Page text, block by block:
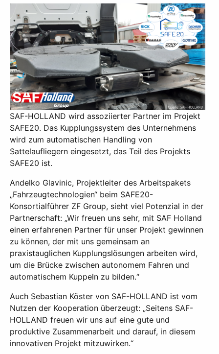
SAF-HOLLAND wird assoziierter Partner im Projekt
SAFE20. Das Kupplungssystem des Unternehmens
wird zum automatischen Handling von
Sattelaufliegern eingesetzt, das Teil des Projekts
SAFE20 ist.
Andelko Glavinic, Projektleiter des Arbeitspakets
„Fahrzeugtechnologien“ beim SAFE20-
Konsortialführer ZF Group, sieht viel Potenzial in der
Partnerschaft: „Wir freuen uns sehr, mit SAF Holland
einen erfahrenen Partner für unser Projekt gewinnen
zu können, der mit uns gemeinsam an
praxistauglichen Kupplungslösungen arbeiten wird,
um die Brücke zwischen autonomem Fahren und
automatischem Kuppeln zu bilden.“
Auch Sebastian Köster von SAF-HOLLAND ist vom
Nutzen der Kooperation überzeugt: „Seitens SAF-
HOLLAND freuen wir uns auf eine gute und
produktive Zusammenarbeit und darauf, in diesem
innovativen Projekt mitzuwirken.“